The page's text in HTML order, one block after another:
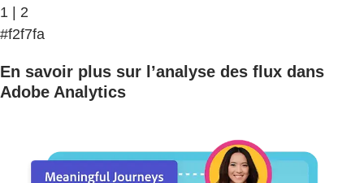
1 | 2
#f2f7fa
En savoir plus sur l’analyse des flux dans
Adobe Analytics